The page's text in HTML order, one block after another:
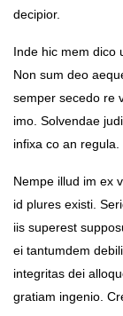
decipior.
Inde hic mem dico
Non sum deo
semper secedo re
imo. Solvendae
infixa co an regula.
Nempe illud im ex
id plures existi.
iis superest
ei tantumdem
integritas dei
gratiam ingenio.